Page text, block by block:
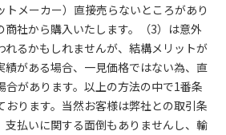
トメーカー）直接売らないところがあり
商社から購入いたします。（3）は意外
れるかもしれませんが、結構メリットが
績がある場合、一見価格ではない為、直
合があります。以上の方法の中で1番条
おります。当然お客様は弊社との取引条
支払いに関する面倒もありませんし、輸